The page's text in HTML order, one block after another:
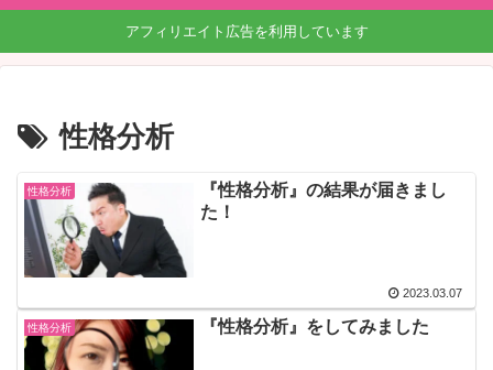
アフィリエイト広告を利用しています
性格分析
性格分析
『性格分析』の結果が届きまし
た！
2023.03.07
性格分析 『性格分析』をしてみました